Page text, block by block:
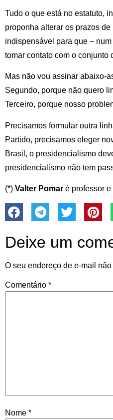
Tudo o que está no estatuto,
proponha alterar os prazos
indispensável para que –
tomar contato com o conjunto
Mas não vou assinar abaixo-
Segundo, porque não quero
Terceiro, porque nosso
Precisamos formular outra
Partido, precisamos eleger
Brasil, o presidencialismo
presidencialismo não tem
(*) Valter Pomar é professor
Deixe um
O seu endereço de e-mail
Comentário *
Nome *